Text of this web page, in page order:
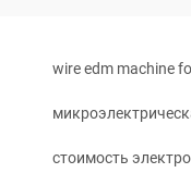
wire edm machine
стоимость